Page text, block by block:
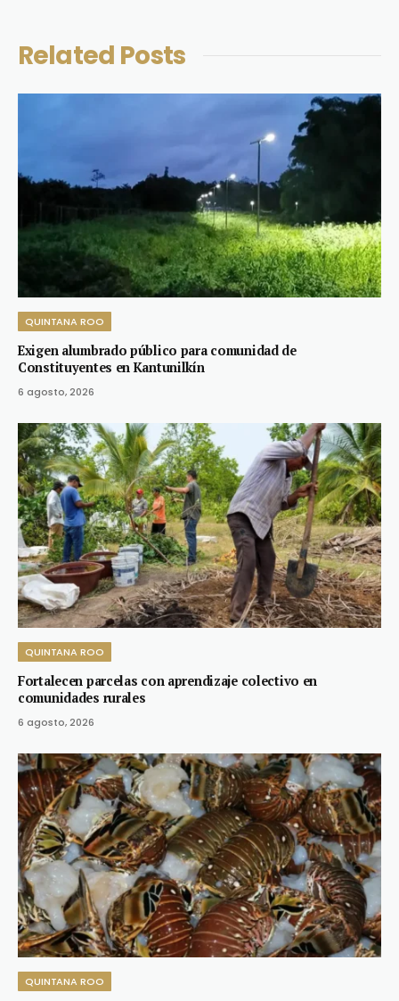
Related Posts
QUINTANA ROO
Exigen alumbrado público para comunidad de
Constituyentes en Kantunilkín
6 agosto, 2026
QUINTANA ROO
Fortalecen parcelas con aprendizaje colectivo en
comunidades rurales
6 agosto, 2026
QUINTANA ROO